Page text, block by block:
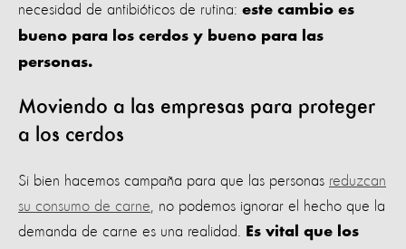
necesidad de antibióticos de rutina: este cambio es
bueno para los cerdos y bueno para las
personas.
Moviendo a las empresas para proteger
a los cerdos
Si bien hacemos campaña para que las personas reduzcan
su consumo de carne , no podemos ignorar el hecho que la
demanda de carne es una realidad.
Es vital que los